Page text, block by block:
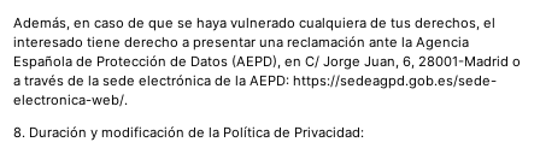
Además, en caso de que se haya vulnerado cualquiera de tus derechos, el
interesado tiene derecho a presentar una reclamación ante la Agencia
Española de Protección de Datos (AEPD), en C/ Jorge Juan, 6, 28001-Madrid o
a través de la sede electrónica de la AEPD: https://sedeagpd.gob.es/sede-
electronica-web/.
8. Duración y modificación de la Política de Privacidad: